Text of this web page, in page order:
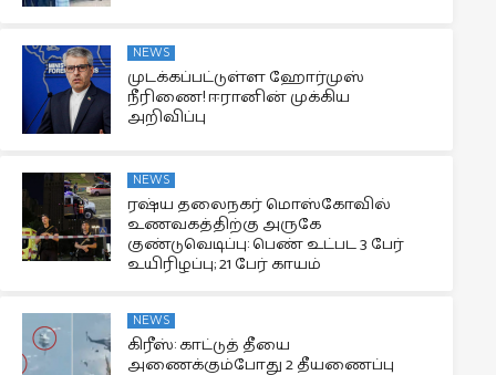
NEWS
முடக்கப்பட்டுள்ள ஹோர்முஸ்
நீரிணை! ஈரானின் முக்கிய
அறிவிப்பு
NEWS
ரஷ்ய தலைநகர் மொஸ்கோவில்
உணவகத்திற்கு அருகே
குண்டுவெடிப்பு: பெண் உட்பட 3 பேர்
உயிரிழப்பு; 21 பேர் காயம்
NEWS
கிரீஸ்: காட்டுத் தீயை
அணைக்கும்போது 2 தீயணைப்பு